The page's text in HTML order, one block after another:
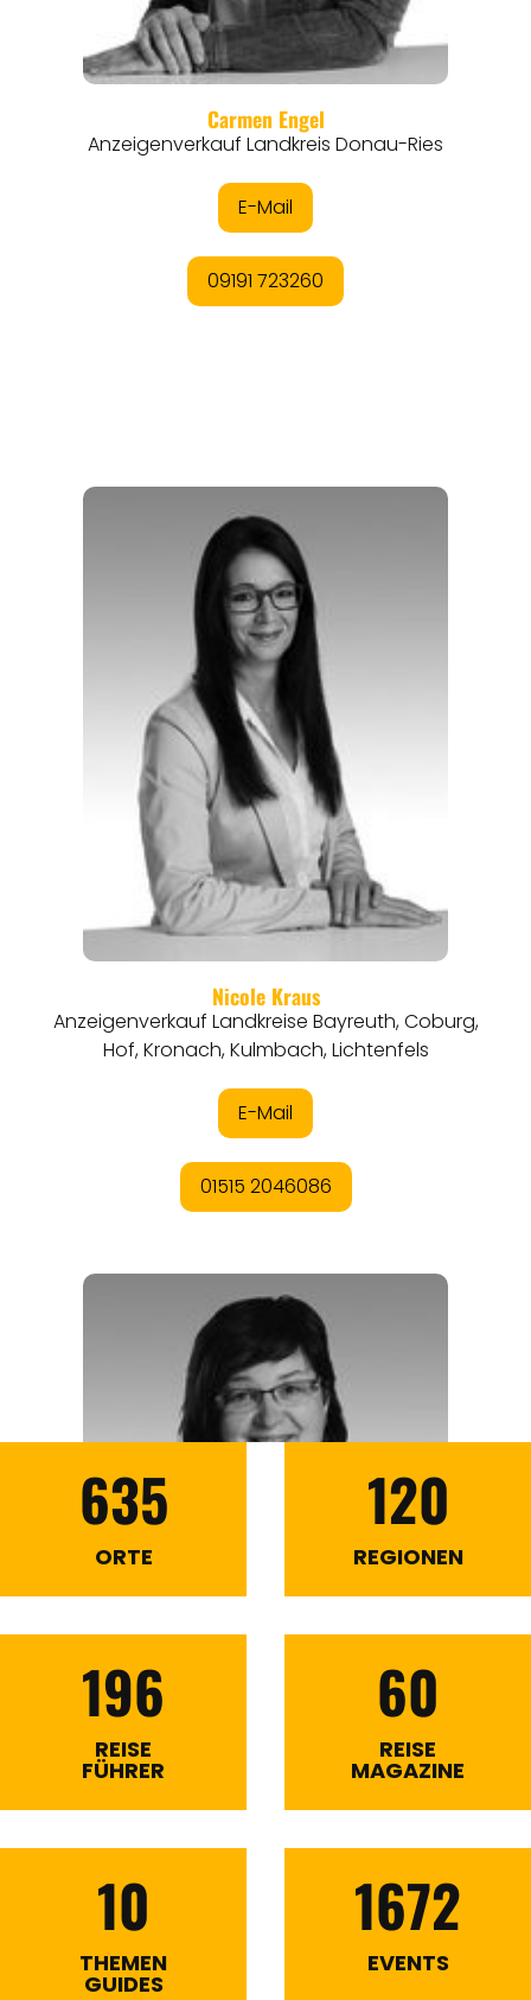
635
ORTE
120
REGIONEN
196
REISE
FÜHRER
60
REISE
MAGAZINE
10
THEMEN
GUIDES
1672
EVENTS